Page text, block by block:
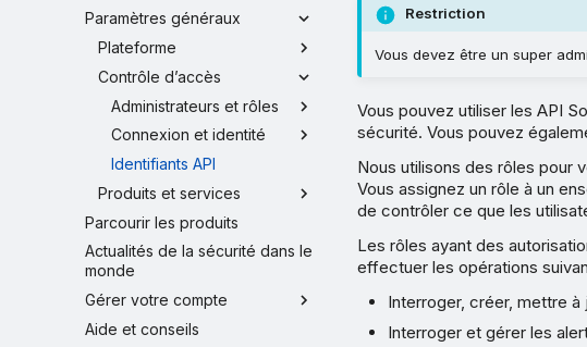
Paramètres généraux
Plateforme
Contrôle d’accès
Administrateurs et rôles
Connexion et identité
Identifiants API
Produits et services
Parcourir les produits
Actualités de la sécurité dans le
monde
Gérer votre compte
Aide et conseils
Restriction
Vous devez être un super
Vous pouvez utiliser les API
sécurité. Vous pouvez
Nous utilisons des rôles pour
Vous assignez un rôle à un
de contrôler ce que les
Les rôles ayant des
effectuer les opérations
Interroger, créer, mettre à
Interroger et gérer les